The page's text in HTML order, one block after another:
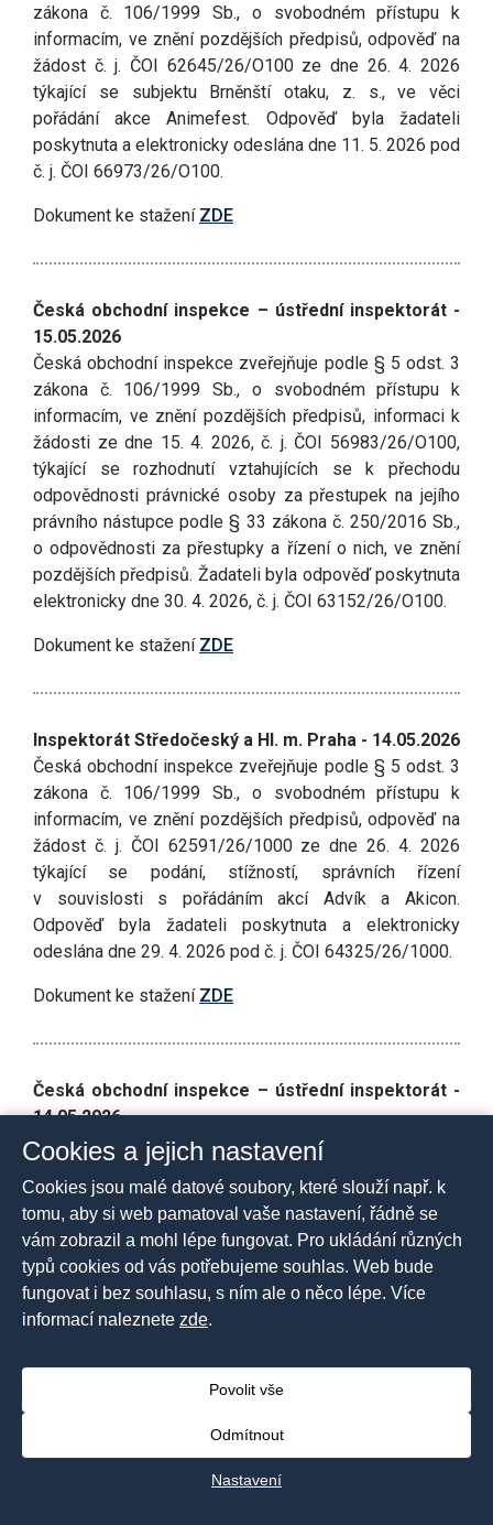
zákona č. 106/1999 Sb., o svobodném přístupu k
informacím, ve znění pozdějších předpisů, odpověď na
žádost č. j. ČOI 62645/26/O100 ze dne 26. 4. 2026
týkající se subjektu Brněnští otaku, z. s., ve věci
pořádání akce Animefest. Odpověď byla žadateli
poskytnuta a elektronicky odeslána dne 11. 5. 2026 pod
č. j. ČOI 66973/26/O100.
Dokument ke stažení ZDE
Česká obchodní inspekce – ústřední inspektorát -
15.05.2026
Česká obchodní inspekce zveřejňuje podle § 5 odst. 3
zákona č. 106/1999 Sb., o svobodném přístupu k
informacím, ve znění pozdějších předpisů, informaci k
žádosti ze dne 15. 4. 2026, č. j. ČOI 56983/26/O100,
týkající se rozhodnutí vztahujících se k přechodu
odpovědnosti právnické osoby za přestupek na jejího
právního nástupce podle § 33 zákona č. 250/2016 Sb.,
o odpovědnosti za přestupky a řízení o nich, ve znění
pozdějších předpisů. Žadateli byla odpověď poskytnuta
elektronicky dne 30. 4. 2026, č. j. ČOI 63152/26/O100.
Dokument ke stažení ZDE
Inspektorát Středočeský a Hl. m. Praha - 14.05.2026
Česká obchodní inspekce zveřejňuje podle § 5 odst. 3
zákona č. 106/1999 Sb., o svobodném přístupu k
informacím, ve znění pozdějších předpisů, odpověď na
žádost č. j. ČOI 62591/26/1000 ze dne 26. 4. 2026
týkající se podání, stížností, správních řízení
v souvislosti s pořádáním akcí Advík a Akicon.
Odpověď byla žadateli poskytnuta a elektronicky
odeslána dne 29. 4. 2026 pod č. j. ČOI 64325/26/1000.
Dokument ke stažení ZDE
Česká obchodní inspekce – ústřední inspektorát -
14.05.2026
Česká obchodní inspekce zveřejňuje podle § 5 odst. 3
zákona č. 106/1999 Sb., o svobodném přístupu k
informacím, ve znění pozdějších předpisů, informaci k
žádosti ze dne 14. 4. 2026, čj. ČOI 55698/26/O100,
týkající se počtu zaměstnaných inspektorů v
jednotlivých inspektorátech a celkového počtu
inspektorů na území ČR v roce 2022 a v roce 2024.
Žadateli byla odpověď poskytnuta elektronicky dne 29.
ZDE
Česká obchodní inspekce – ústřední inspektorát -
Cookies a jejich nastavení
Cookies jsou malé datové soubory, které slouží např. k
tomu, aby si web pamatoval vaše nastavení, řádně se
vám zobrazil a mohl lépe fungovat. Pro ukládání různých
typů cookies od vás potřebujeme souhlas. Web bude
fungovat i bez souhlasu, s ním ale o něco lépe. Více
informací naleznete zde.
Povolit vše
Odmítnout
Nastavení